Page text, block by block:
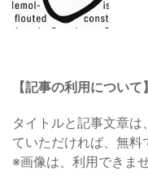
【記事の利用について】
タイトルと記事文章
ていただければ、無料
※画像は、利用できま